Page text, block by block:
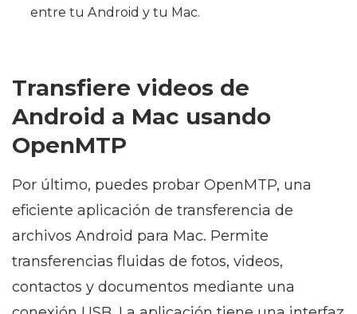
entre tu Android y tu Mac.
Transfiere videos de
Android a Mac usando
OpenMTP
Por último, puedes probar OpenMTP, una
eficiente aplicación de transferencia de
archivos Android para Mac. Permite
transferencias fluidas de fotos, videos,
contactos y documentos mediante una